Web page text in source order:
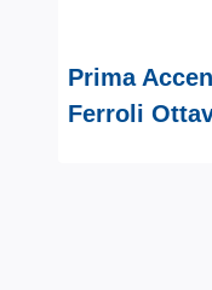
Prima
Ferroli